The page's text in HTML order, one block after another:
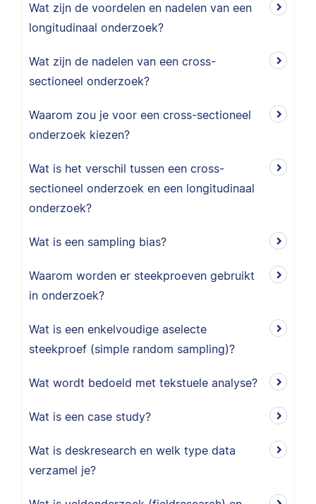
Wat zijn de voordelen en nadelen van een
longitudinaal onderzoek?
Wat zijn de nadelen van een cross-
sectioneel onderzoek?
Waarom zou je voor een cross-sectioneel
onderzoek kiezen?
Wat is het verschil tussen een cross-
sectioneel onderzoek en een longitudinaal
onderzoek?
Wat is een sampling bias?
Waarom worden er steekproeven gebruikt
in onderzoek?
Wat is een enkelvoudige aselecte
steekproef (simple random sampling)?
Wat wordt bedoeld met tekstuele analyse?
Wat is een case study?
Wat is deskresearch en welk type data
verzamel je?